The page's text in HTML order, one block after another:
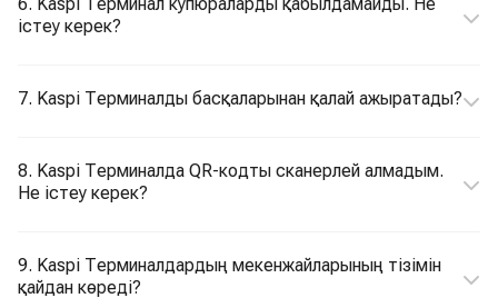
істеу керек?
7. Kaspi Терминалды басқаларынан қалай ажыратады?
8. Kaspi Терминалда QR-кодты сканерлей алмадым.
Не істеу керек?
9. Kaspi Терминалдардың мекенжайларының тізімін
қайдан көреді?